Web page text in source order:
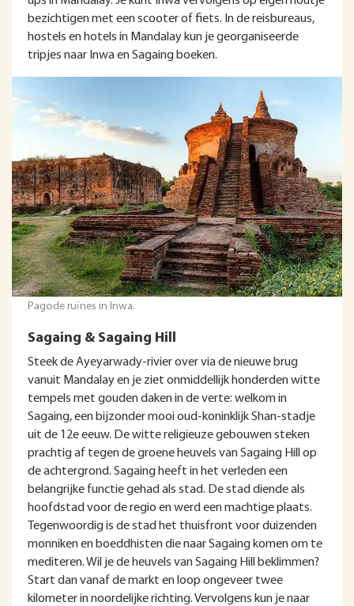
bezichtigen met een scooter of fiets. In de reisbureaus,
hostels en hotels in Mandalay kun je georganiseerde
tripjes naar Inwa en Sagaing boeken.
Pagode ruïnes in Inwa.
Sagaing & Sagaing Hill
Steek de Ayeyarwady-rivier over via de nieuwe brug
vanuit Mandalay en je ziet onmiddellijk honderden witte
tempels met gouden daken in de verte: welkom in
Sagaing, een bijzonder mooi oud-koninklijk Shan-stadje
uit de 12e eeuw. De witte religieuze gebouwen steken
prachtig af tegen de groene heuvels van Sagaing Hill op
de achtergrond. Sagaing heeft in het verleden een
belangrijke functie gehad als stad. De stad diende als
hoofdstad voor de regio en werd een machtige plaats.
Tegenwoordig is de stad het thuisfront voor duizenden
monniken en boeddhisten die naar Sagaing komen om te
mediteren. Wil je de heuvels van Sagaing Hill beklimmen?
Start dan vanaf de markt en loop ongeveer twee
kilometer in noordelijke richting. Vervolgens kun je naar